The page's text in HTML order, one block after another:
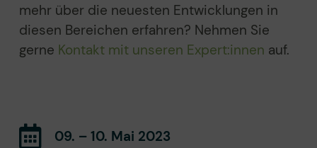
mehr über die neuesten Entwicklungen in
diesen Bereichen erfahren? Nehmen Sie
gerne Kontakt mit unseren Expert:innen auf.
09. – 10. Mai 2023